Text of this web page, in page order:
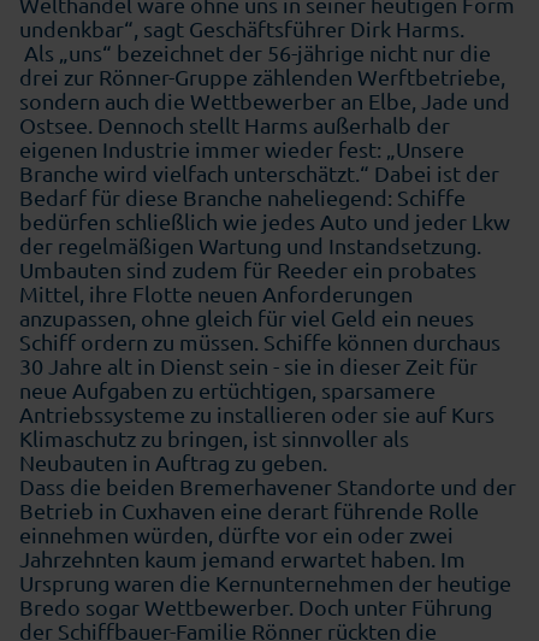
undenkbar“, sagt Geschäftsführer Dirk Harms.
Als „uns“ bezeichnet der 56-jährige nicht nur die
drei zur Rönner-Gruppe zählenden Werftbetriebe,
sondern auch die Wettbewerber an Elbe, Jade und
Ostsee. Dennoch stellt Harms außerhalb der
eigenen Industrie immer wieder fest: „Unsere
Branche wird vielfach unterschätzt.“ Dabei ist der
Bedarf für diese Branche naheliegend: Schiffe
bedürfen schließlich wie jedes Auto und jeder Lkw
der regelmäßigen Wartung und Instandsetzung.
Umbauten sind zudem für Reeder ein probates
Mittel, ihre Flotte neuen Anforderungen
anzupassen, ohne gleich für viel Geld ein neues
Schiff ordern zu müssen. Schiffe können durchaus
30 Jahre alt in Dienst sein - sie in dieser Zeit für
neue Aufgaben zu ertüchtigen, sparsamere
Antriebssysteme zu installieren oder sie auf Kurs
Klimaschutz zu bringen, ist sinnvoller als
Neubauten in Auftrag zu geben.
Dass die beiden Bremerhavener Standorte und der
Betrieb in Cuxhaven eine derart führende Rolle
einnehmen würden, dürfte vor ein oder zwei
Jahrzehnten kaum jemand erwartet haben. Im
Ursprung waren die Kernunternehmen der heutige
Bredo sogar Wettbewerber. Doch unter Führung
der Schiffbauer-Familie Rönner rückten die